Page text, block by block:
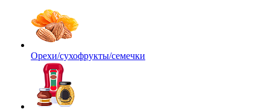
Орехи/сухофрукты/семечки